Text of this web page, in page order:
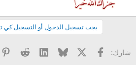
يجب تسجيل الدخول أو التسجيل كي
شارك: فيسبوك Bluesky
LinkedIn
Reddit